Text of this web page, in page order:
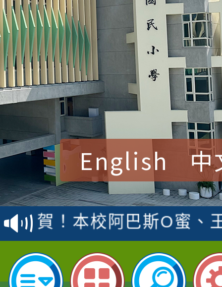
English 中
賀！本校參加桃園市中
賽 洪綺君教師榮獲社
名
賀！本校阿巴斯O蜜、
倩參加桃園市科展 國
名 指導老師王老師、
賀！本校四年二班張O
園市英語競賽國小朗讀
賀！本校參加桃園市中